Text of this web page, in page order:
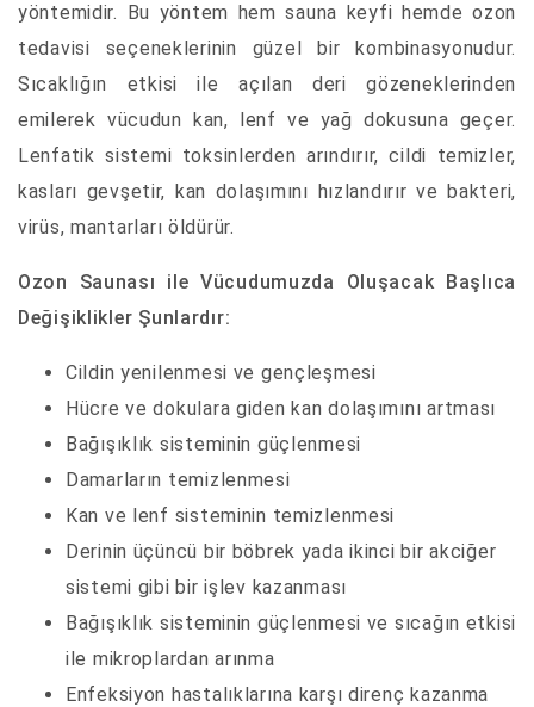
yöntemidir. Bu yöntem hem sauna keyfi hemde ozon
tedavisi seçeneklerinin güzel bir kombinasyonudur.
Sıcaklığın etkisi ile açılan deri gözeneklerinden
emilerek vücudun kan, lenf ve yağ dokusuna geçer.
Lenfatik sistemi toksinlerden arındırır, cildi temizler,
kasları gevşetir, kan dolaşımını hızlandırır ve bakteri,
virüs, mantarları öldürür.
Ozon Saunası ile Vücudumuzda Oluşacak Başlıca
Değişiklikler Şunlardır:
Cildin yenilenmesi ve gençleşmesi
Hücre ve dokulara giden kan dolaşımını artması
Bağışıklık sisteminin güçlenmesi
Damarların temizlenmesi
Kan ve lenf sisteminin temizlenmesi
Derinin üçüncü bir böbrek yada ikinci bir akciğer
sistemi gibi bir işlev kazanması
Bağışıklık sisteminin güçlenmesi ve sıcağın etkisi
ile mikroplardan arınma
Enfeksiyon hastalıklarına karşı direnç kazanma